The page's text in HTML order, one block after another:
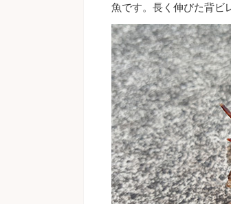
魚です。長く伸びた背ビ